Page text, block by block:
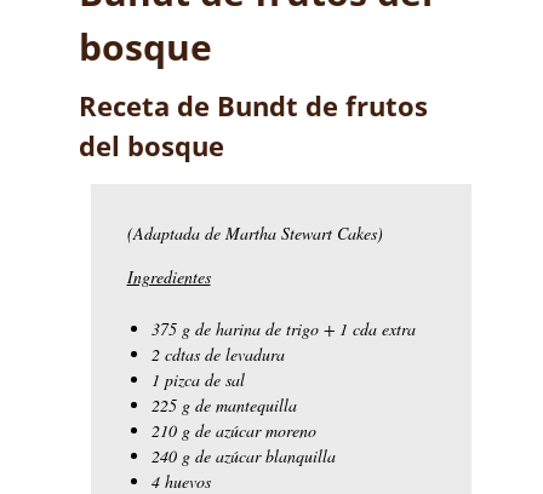
bosque
Receta de Bundt de frutos
del bosque
(Adaptada de Martha Stewart Cakes)
Ingredientes
375 g de harina de trigo + 1 cda extra
2 cdtas de levadura
1 pizca de sal
225 g de mantequilla
210 g de azúcar moreno
240 g de azúcar blanquilla
4 huevos